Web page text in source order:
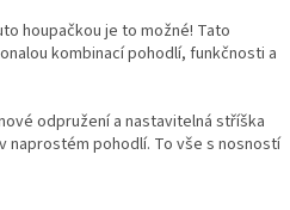
houpačkou je to možné! Tato
kombinací pohodlí, funkčnosti a
odpružení a nastavitelná stříška
naprostém pohodlí. To vše s nosností